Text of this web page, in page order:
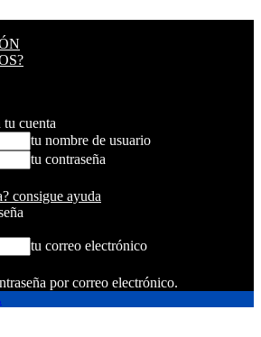
cuenta
tu nombre de usuario
tu contraseña
consigue ayuda
tu correo electrónico
por correo electrónico.